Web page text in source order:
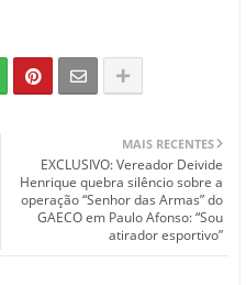
MAIS RECENTES
EXCLUSIVO: Vereador Deivide
Henrique quebra silêncio sobre a
operação “Senhor das Armas” do
GAECO em Paulo Afonso: “Sou
atirador esportivo”